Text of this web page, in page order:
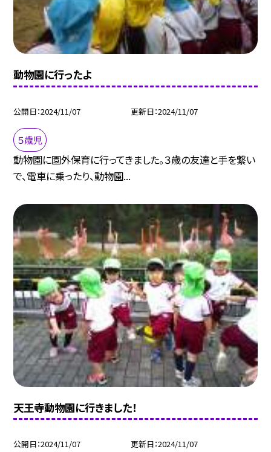
動物園に行ったよ
公開日 2024/11/07 更新日 2024/11/07
５歳児
動物園に園外保育に行ってきました。３歳の友達と手を繋い
で、電車に乗ったり、動物園...
天王寺動物園に行きました！
公開日 2024/11/07 更新日 2024/11/07